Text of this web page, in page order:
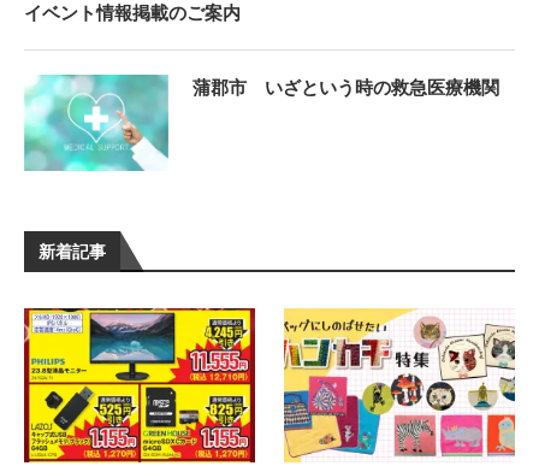
新着記事
イベント情報掲載のご案内
蒲郡市 いざという時の救急医療機関